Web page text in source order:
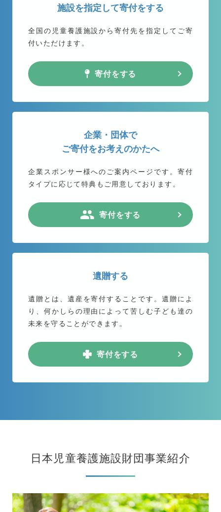
施設を指定して寄付をする
全国の児童養護施設から寄付先を指定してご寄
付いただけます。
寄付をする
企業・団体で
ご寄付をお考えのかたへ
企業スポンサー様へのご案内ページです。 寄付
タイプに応じて特典もご用意しております。
寄付をする
遺贈する
遺贈とは、遺産を寄付することです。遺贈によ
り、何かしらの理由によって苦しむ子ども達の
未来を守ることができます。
寄付をする
日本児童養護施設財団事業紹介